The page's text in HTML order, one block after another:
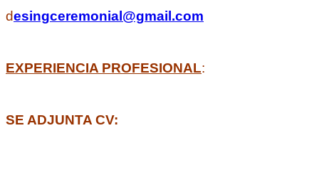
desingceremonial@gmail.com
EXPERIENCIA PROFESIONAL:
SE ADJUNTA CV: